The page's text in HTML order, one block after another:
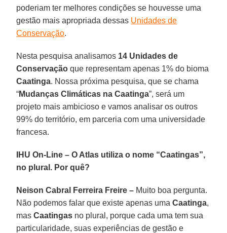
poderiam ter melhores condições se houvesse uma
gestão mais apropriada dessas Unidades de
Conservação.
Nesta pesquisa analisamos 14 Unidades de
Conservação que representam apenas 1% do bioma
Caatinga. Nossa próxima pesquisa, que se chama
“Mudanças Climáticas na Caatinga”, será um
projeto mais ambicioso e vamos analisar os outros
99% do território, em parceria com uma universidade
francesa.
IHU On-Line – O Atlas utiliza o nome “Caatingas”,
no plural. Por quê?
Neison Cabral Ferreira Freire – Muito boa pergunta.
Não podemos falar que existe apenas umaCaatinga,
masCaatingas no plural, porque cada uma tem sua
particularidade, suas experiências de gestão e